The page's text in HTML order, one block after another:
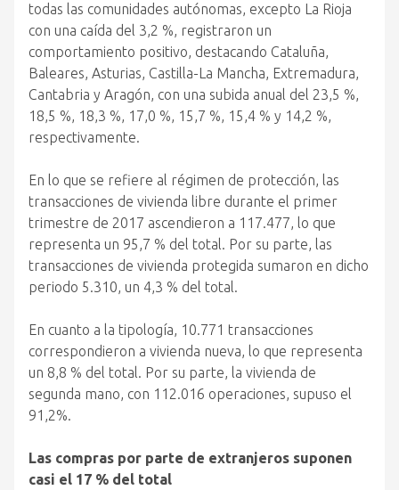
todas las comunidades autónomas, excepto La Rioja
con una caída del 3,2 %, registraron un
comportamiento positivo, destacando Cataluña,
Baleares, Asturias, Castilla-La Mancha, Extremadura,
Cantabria y Aragón, con una subida anual del 23,5 %,
18,5 %, 18,3 %, 17,0 %, 15,7 %, 15,4 % y 14,2 %,
respectivamente.
En lo que se refiere al régimen de protección, las
transacciones de vivienda libre durante el primer
trimestre de 2017 ascendieron a 117.477, lo que
representa un 95,7 % del total. Por su parte, las
transacciones de vivienda protegida sumaron en dicho
periodo 5.310, un 4,3 % del total.
En cuanto a la tipología, 10.771 transacciones
correspondieron a vivienda nueva, lo que representa
un 8,8 % del total. Por su parte, la vivienda de
segunda mano, con 112.016 operaciones, supuso el
91,2%.
Las compras por parte de extranjeros suponen
casi el 17 % del total